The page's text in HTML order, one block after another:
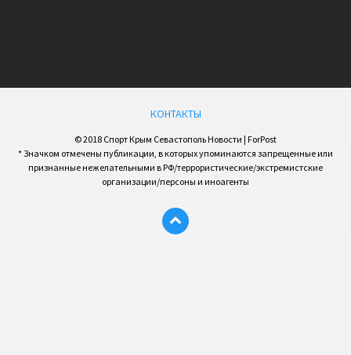
КОНТАКТЫ
© 2018 Спорт Крым Севастополь Новости | ForPost
* Значком отмечены публикации, в которых упоминаются запрещенные или
признанные нежелательными в РФ/террористические/экстремистские
организации/персоны и иноагенты